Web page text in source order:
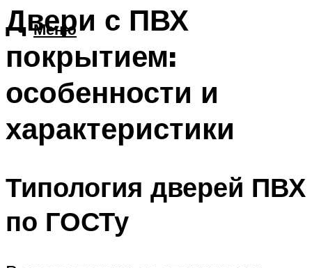
Меню
Двери с ПВХ
покрытием:
особенности и
характеристики
Типология дверей ПВХ
по ГОСТу